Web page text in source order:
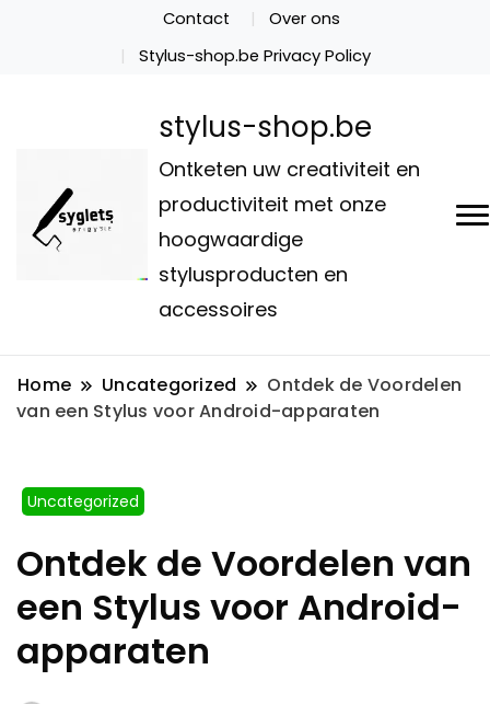
Contact
Over ons
Stylus-shop.be Privacy Policy
stylus-shop.be
Ontketen uw creativiteit en
productiviteit met onze
hoogwaardige
stylusproducten en
accessoires
Home Uncategorized
Ontdek de Voordelen
van een Stylus voor Android-apparaten
Uncategorized
Ontdek de Voordelen van
een Stylus voor Android-
apparaten